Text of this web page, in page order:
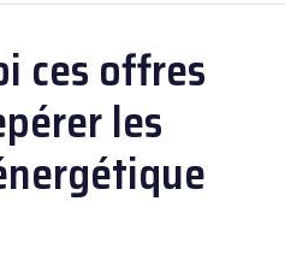
ces offres
les